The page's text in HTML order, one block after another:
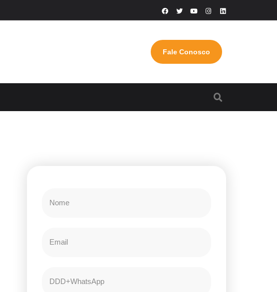
Fale Conosco